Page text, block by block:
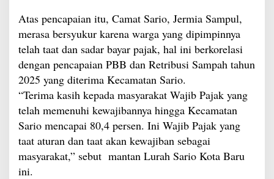
Atas pencapaian itu, Camat Sario, Jermia Sampul,
merasa bersyukur karena warga yang dipimpinnya
telah taat dan sadar bayar pajak, hal ini berkorelasi
dengan pencapaian PBB dan Retribusi Sampah tahun
2025 yang diterima Kecamatan Sario.
“Terima kasih kepada masyarakat Wajib Pajak yang
telah memenuhi kewajibannya hingga Kecamatan
Sario mencapai 80,4 persen. Ini Wajib Pajak yang
taat aturan dan taat akan kewajiban sebagai
masyarakat,” sebut mantan Lurah Sario Kota Baru
ini.